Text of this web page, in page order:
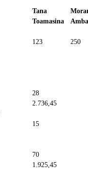
Tana
Toamasina
123
250
28
2.736,45
15
70
1.925,45